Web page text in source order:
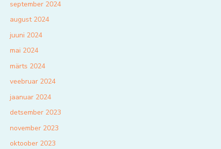
september 2024
august 2024
juuni 2024
mai 2024
märts 2024
veebruar 2024
jaanuar 2024
detsember 2023
november 2023
oktoober 2023